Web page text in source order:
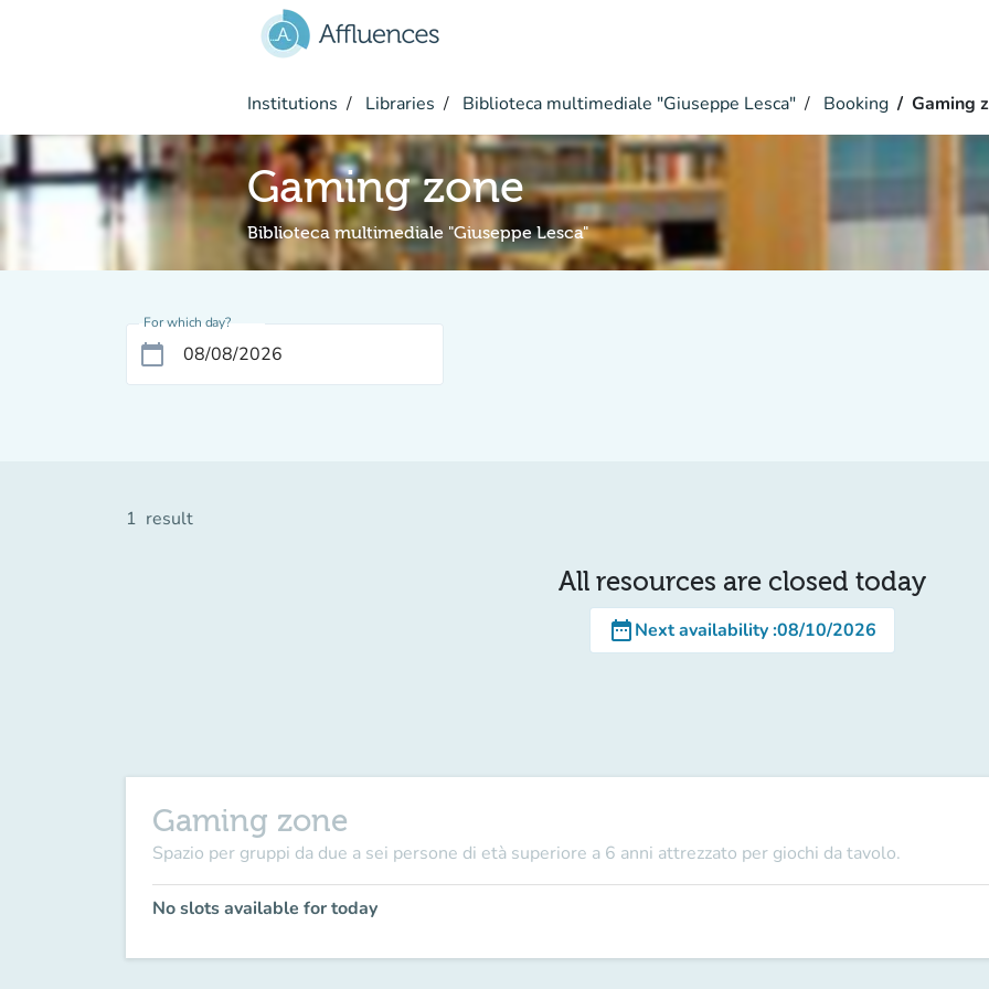
Institutions Libraries Biblioteca multimediale "Giuseppe Lesca" Booking Gaming
Gaming zone
Biblioteca multimediale "Giuseppe Lesca"
For which day?
calendar_today
1 result
All resources are closed today
date_rangeNext availability:08/10/2026
Gaming zone
Spazio per gruppi da due a sei persone di età superiore a 6 anni attrezzato per giochi da tavolo.
No slots available for today